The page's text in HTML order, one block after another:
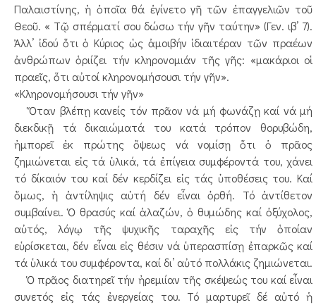
Παλαιστίνης, ἡ ὁποῖα θά ἐγίνετο γῆ τῶν ἐπαγγελιῶν τοῦ
Θεοῦ. « Τῷ σπέρματί σου δώσω τήν γῆν ταύτην» (Γεν. ιβ’ 7).
Ἀλλ’ ἰδού ὅτι ὁ Κύριος ὡς ἀμοιβήν ἰδιαιτέραν τῶν πραέων
ἀνθρώπων ὁριίζει τήν κληρονομιάν τῆς γῆς: «μακάριοι οἱ
πραεῖς, ὅτι αὐτοί κληρονομήσουσι τήν γῆν».
«Κληρονομήσουσι τήν γῆν»
Ὅταν βλέπῃ κανείς τόν πρᾶον νά μή φωνάζῃ καί νά μή
διεκδικῇ τά δικαιώματά του κατά τρόπον θορυβώδη,
ἠμπορεῖ ἐκ πρώτης ὄψεως νά νομίσῃ ὅτι ὁ πρᾶος
ζημιώνεται εἰς τά ὑλικά, τά ἐπίγεια συμφέροντά του, χάνει
τό δίκαιόν του καί δέν κερδίζει εἰς τάς ὑποθέσεις του. Καί
ὅμως, ἡ ἀντίληψις αὐτή δέν εἶναι ὀρθή. Τό ἀντίθετον
συμβαίνει. Ὁ θρασύς καί ἀλαζών, ὁ θυμώδης καί ὀξύχολος,
αὐτός, λόγῳ τῆς ψυχικῆς ταραχῆς εἰς τήν ὁποίαν
εὑρίσκεται, δέν εἶναι εἰς θέσιν νά ὑπερασπίσῃ ἐπαρκῶς καί
τά ὑλικά του συμφέροντα, καί δι’ αὐτό πολλάκις ζημιώνεται.
Ὁ πρᾶος διατηρεῖ τήν ἠρεμιίαν τῆς σκέψεώς του καί εἶναι
συνετός εἰς τάς ἐνεργείας του. Τό μαρτυρεῖ δέ αὐτό ἡ